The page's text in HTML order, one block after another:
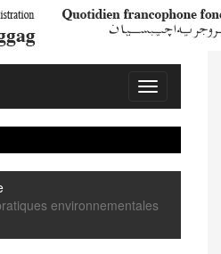
Toggle
navigation
environnementales